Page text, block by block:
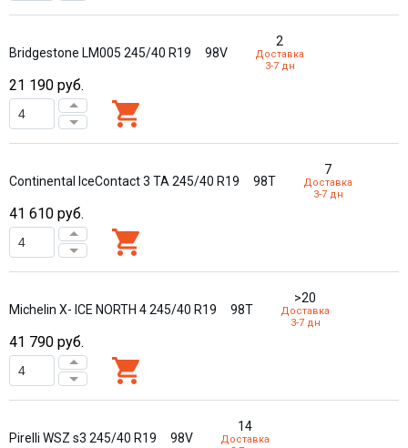
Bridgestone LM005 245/40 R19 98V
2
Доставка
3-7 дн
21 190 руб.
Continental IceContact 3 ТА 245/40 R19 98T
7
Доставка
3-7 дн
41 610 руб.
Michelin X- ICE NORTH 4 245/40 R19 98T
>20
Доставка
3-7 дн
41 790 руб.
Pirelli WSZ s3 245/40 R19 98V
14
Доставка